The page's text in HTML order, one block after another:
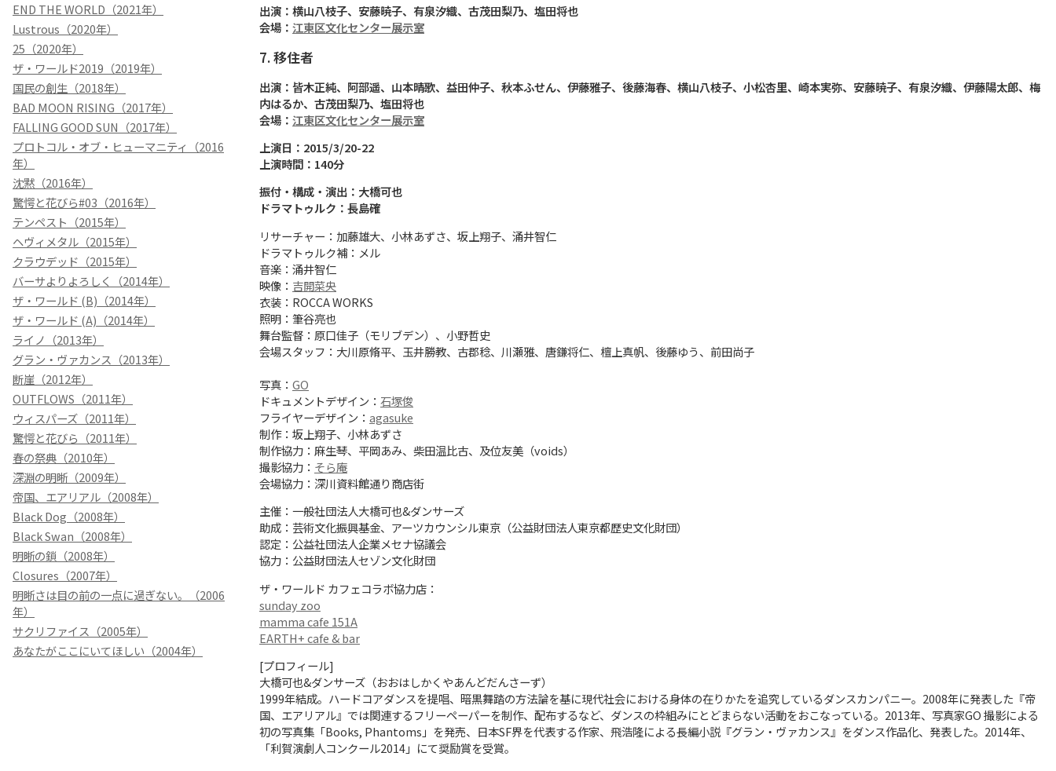
END THE WORLD（2021年）
Lustrous（2020年）
25（2020年）
ザ・ワールド2019（2019年）
国民の創生（2018年）
BAD MOON RISING（2017年）
FALLING GOOD SUN（2017年）
プロトコル・オブ・ヒューマニティ（2016
年）
沈黙（2016年）
驚愕と花びら#03（2016年）
テンペスト（2015年）
ヘヴィメタル（2015年）
クラウデッド（2015年）
バーサよりよろしく（2014年）
ザ・ワールド (B)（2014年）
ザ・ワールド (A)（2014年）
ライノ（2013年）
グラン・ヴァカンス（2013年）
断崖（2012年）
OUTFLOWS（2011年）
ウィスパーズ（2011年）
驚愕と花びら（2011年）
春の祭典（2010年）
深淵の明晰（2009年）
帝国、エアリアル（2008年）
Black Dog（2008年）
Black Swan（2008年）
明晰の鎖（2008年）
Closures（2007年）
明晰さは目の前の一点に過ぎない。（2006
年）
サクリファイス（2005年）
あなたがここにいてほしい（2004年）
出演：横山八枝子、安藤暁子、有泉汐織、古茂田梨乃、塩田将也
会場： 江東区文化センター展示室
7. 移住者
出演：皆木正純、阿部遥、山本晴歌、益田仲子、秋本ふせん、伊藤雅子、後藤海春、横山八枝子、小松杏里、崎本実弥、安藤暁子、有泉汐織、伊藤陽太郎、梅
内はるか、古茂田梨乃、塩田将也
会場： 江東区文化センター展示室
上演日：2015/3/20-22
上演時間：140分
振付・構成・演出：大橋可也
ドラマトゥルク：長島確
リサーチャー：加藤雄大、小林あずさ、坂上翔子、涌井智仁
ドラマトゥルク補：メル
音楽：涌井智仁
映像： 吉開菜央
衣装：ROCCA WORKS
照明：筆谷亮也
舞台監督：原口佳子（モリブデン）、小野哲史
会場スタッフ：大川原脩平、玉井勝教、古郡稔、川瀬雅、唐鎌将仁、檀上真帆、後藤ゆう、前田尚子
写真： GO
ドキュメントデザイン： 石塚俊
フライヤーデザイン： agasuke
制作：坂上翔子、小林あずさ
制作協力：麻生琴、平岡あみ、柴田温比古、及位友美（voids）
撮影協力： そら庵
会場協力：深川資料館通り商店街
主催：一般社団法人大橋可也&ダンサーズ
助成：芸術文化振興基金、アーツカウンシル東京（公益財団法人東京都歴史文化財団）
認定：公益社団法人企業メセナ協議会
協力：公益財団法人セゾン文化財団
ザ・ワールド カフェコラボ協力店：
sunday zoo
mamma cafe 151A
EARTH+ cafe & bar
[プロフィール]
大橋可也&ダンサーズ（おおはしかくやあんどだんさーず）
1999年結成。ハードコアダンスを提唱、暗黒舞踏の方法論を基に現代社会における身体の在りかたを追究しているダンスカンパニー。2008年に発表した『帝
国、エアリアル』では関連するフリーペーパーを制作、配布するなど、ダンスの枠組みにとどまらない活動をおこなっている。2013年、写真家GO 撮影による
初の写真集「Books, Phantoms」を発売、日本SF界を代表する作家、飛浩隆による長編小説『グラン・ヴァカンス』をダンス作品化、発表した。2014年、
「利賀演劇人コンクール2014」にて奨励賞を受賞。